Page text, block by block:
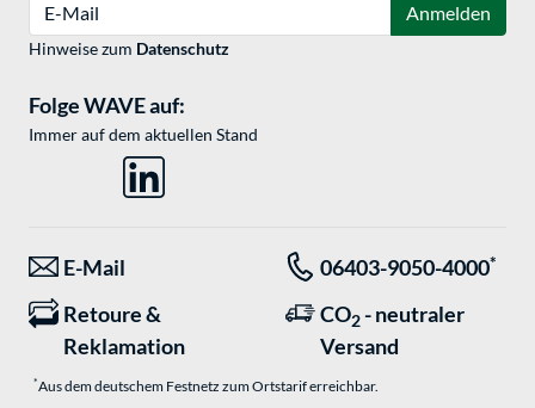
Anmelden
Hinweise zum Datenschutz
Folge WAVE auf:
Immer auf dem aktuellen Stand
E-Mail 06403-9050-4000*
Retoure &
Reklamation
CO2 - neutraler
Versand
*Aus dem deutschem Festnetz zum Ortstarif erreichbar.